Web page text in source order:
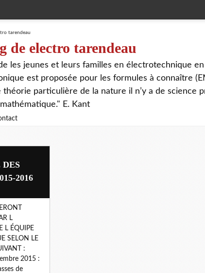
de electro tarendeau
les jeunes et leurs familles en électrotechnique
est proposée pour les formules à connaître
théorie particulière de la nature il n’y a de science
E. Kant
DES
2016
L
L ÉQUIPE
SELON LE
:
2015 :
de